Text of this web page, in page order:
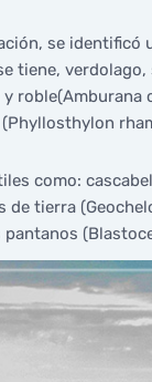
se identificó
tiene,
como:
de tierra